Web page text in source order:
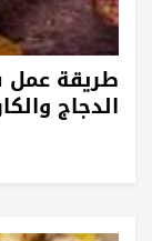
طريقة عمل
الدجاج